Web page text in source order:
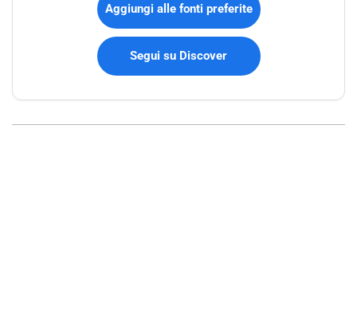
Aggiungi alle fonti preferite
Segui su Discover